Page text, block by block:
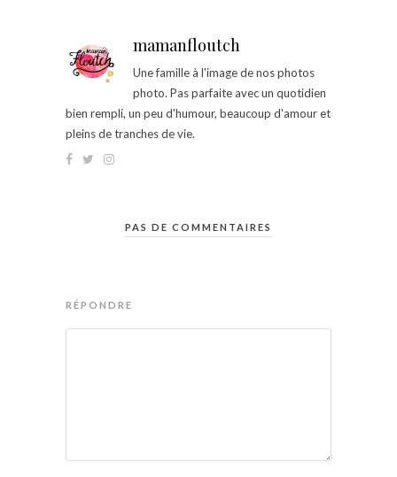
mamanfloutch
Une famille à l'image de nos photos
photo. Pas parfaite avec un quotidien
bien rempli, un peu d'humour, beaucoup d'amour et
pleins de tranches de vie.
PAS DE COMMENTAIRES
RÉPONDRE